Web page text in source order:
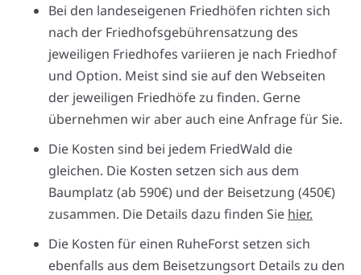
Bei den landeseigenen Friedhöfen richten sich
nach der Friedhofsgebührensatzung des
jeweiligen Friedhofes variieren je nach Friedhof
und Option. Meist sind sie auf den Webseiten
der jeweiligen Friedhöfe zu finden. Gerne
übernehmen wir aber auch eine Anfrage für Sie.
Die Kosten sind bei jedem FriedWald die
gleichen. Die Kosten setzen sich aus dem
Baumplatz (ab 590€) und der Beisetzung (450€)
zusammen. Die Details dazu finden Sie hier.
Die Kosten für einen RuheForst setzen sich
ebenfalls aus dem Beisetzungsort Details zu den